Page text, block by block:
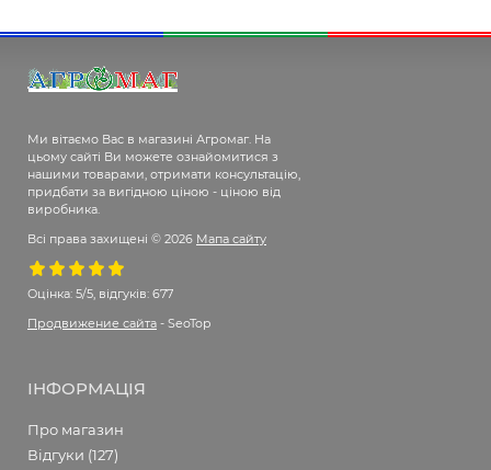
Ми вітаємо Вас в магазині Агромаг. На
цьому сайті Ви можете ознайомитися з
нашими товарами, отримати консультацію,
придбати за вигідною ціною - ціною від
виробника.
Всі права захищені © 2026 Мапа сайту
Оцінка: 5/5, відгуків: 677
Продвижение сайта - SeoTop
ІНФОРМАЦІЯ
Про магазин
Відгуки (127)